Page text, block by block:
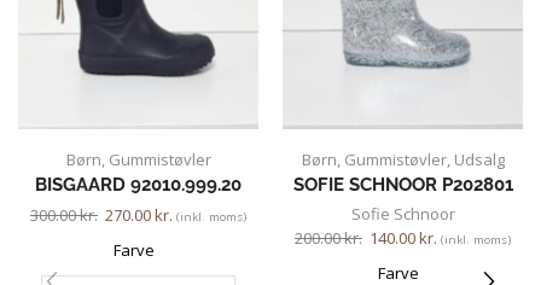
Børn Gummistøvler
BISGAARD 92010.999.20
300.00kr. 270.00kr. (inkl. moms)
Farve
Børn Gummistøvler, Udsalg
SOFIE SCHNOOR P202801
Sofie Schnoor
200.00kr. 140.00kr. (inkl. moms)
Farve